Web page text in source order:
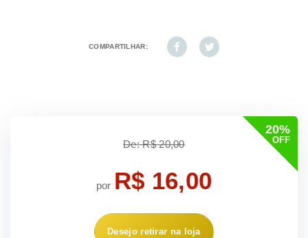
COMPARTILHAR:
20%
OFF
De: R$ 20,00
por R$ 16,00
Desejo retirar na loja